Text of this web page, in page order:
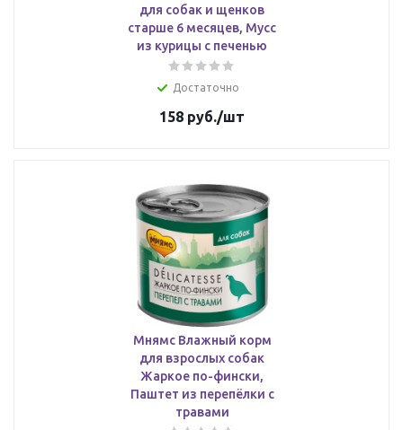
для собак и щенков
старше 6 месяцев, Мусс
из курицы с печенью
Достаточно
158 руб./шт
Мнямс Влажный корм
для взрослых собак
Жаркое по-фински,
Паштет из перепёлки с
травами